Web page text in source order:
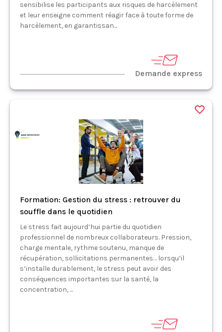
sensibilise les participants aux risques de harcèlement
et leur enseigne comment réagir face à toute forme de
harcèlement, en garantissan...
Demande express
Formation: Gestion du stress : retrouver du
souffle dans le quotidien
Le stress fait aujourd’hui partie du quotidien
professionnel de nombreux collaborateurs. Pression,
charge mentale, rythme soutenu, manque de
récupération, sollicitations permanentes… lorsqu’il
s’installe durablement, le stress peut avoir des
conséquences importantes sur la santé, la
concentration, ...